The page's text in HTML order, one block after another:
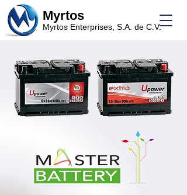
Myrtos
Myrtos Enterprises, S.A. de C.V.